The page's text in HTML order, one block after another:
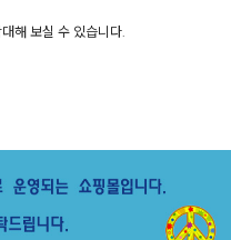
해 보실 수 있습니다.